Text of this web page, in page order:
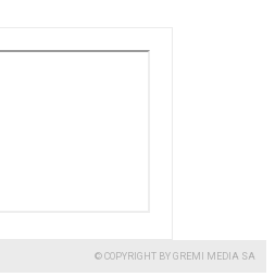
© COPYRIGHT BY GREMI MEDIA SA